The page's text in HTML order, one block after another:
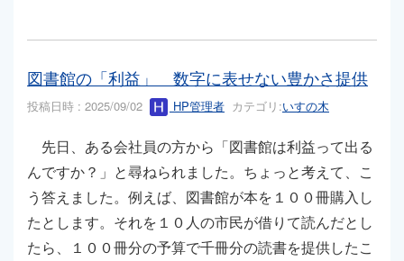
図書館の「利益」 数字に表せない豊かさ提供
投稿日時 : 2025/09/02 HP管理者 カテゴリ:いすの木
先日、ある会社員の方から「図書館は利益って出る
んですか？」と尋ねられました。ちょっと考えて、こ
う答えました。例えば、図書館が本を１００冊購入し
たとします。それを１０人の市民が借りて読んだとし
たら、１００冊分の予算で千冊分の読書を提供したこ